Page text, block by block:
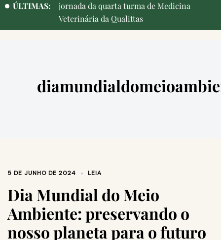
ÚLTIMAS:
jornada da quarta turma de Medicina
Veterinária da Qualittas
5 DE JUNHO DE 2024 LEIA
Dia Mundial do Meio
Ambiente: preservando o
nosso planeta para o futuro